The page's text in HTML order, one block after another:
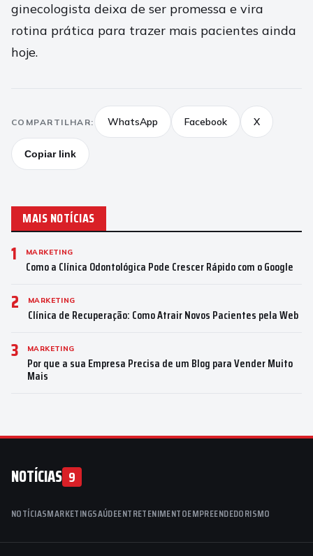
ginecologista deixa de ser promessa e vira
rotina prática para trazer mais pacientes ainda
hoje.
COMPARTILHAR: WhatsApp Facebook X
Copiar link
MAIS NOTÍCIAS
1 MARKETING
Como a Clínica Odontológica Pode Crescer Rápido com o Google
2 MARKETING
Clínica de Recuperação: Como Atrair Novos Pacientes pela Web
3 MARKETING
Por que a sua Empresa Precisa de um Blog para Vender Muito
Mais
NOTÍCIAS 9
NOTÍCIASMARKETINGSAÚDEENTRETENIMENTOEMPREENDEDORISMO